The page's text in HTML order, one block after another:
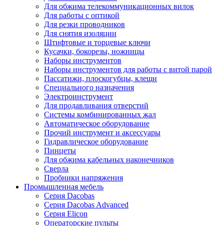
Для обжима телекоммуникационных вилок
Для работы с оптикой
Для резки проводников
Для снятия изоляции
Штифтовые и торцевые ключи
Кусачки, бокорезы, ножницы
Наборы инструментов
Наборы инструментов для работы с витой парой
Пассатижи, плоскогубцы, клещи
Специального назначения
Электроинструмент
Для продавливания отверстий
Системы комбинированных жал
Автоматическое оборудование
Прочий инструмент и аксессуары
Гидравлическое оборудование
Пинцеты
Для обжима кабельных наконечников
Сверла
Пробники напряжения
Промышленная мебель
Серия Dacobas
Серия Dacobas Advanced
Серия Elicon
Операторские пульты